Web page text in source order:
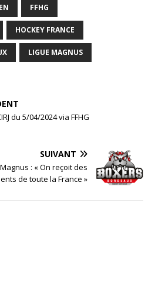
FFHG
HOCKEY FRANCE
LIGUE MAGNUS
du 5/04/2024 via FFHG
SUIVANT
: « On reçoit des
de toute la France »